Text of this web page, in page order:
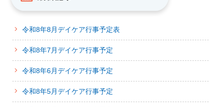
令和8年8月デイケア行事予定表
令和8年7月デイケア行事予定
令和8年6月デイケア行事予定
令和8年5月デイケア行事予定